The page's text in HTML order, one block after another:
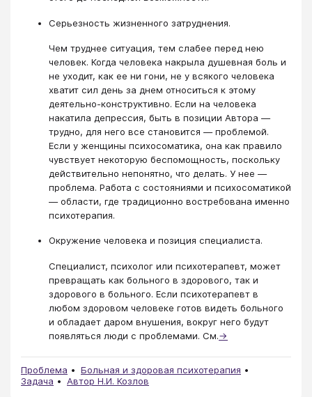
Серьезность жизненного затруднения.
Чем труднее ситуация, тем слабее перед нею
человек. Когда человека накрыла душевная боль и
не уходит, как ее ни гони, не у всякого человека
хватит сил день за днем относиться к этому
деятельно-конструктивно. Если на человека
накатила депрессия, быть в позиции Автора —
трудно, для него все становится — проблемой.
Если у женщины психосоматика, она как правило
чувствует некоторую беспомощность, поскольку
действительно непонятно, что делать. У нее —
проблема. Работа с состояниями и психосоматикой
— области, где традиционно востребована именно
психотерапия.
Окружение человека и позиция специалиста.
Специалист, психолог или психотерапевт, может
превращать как больного в здорового, так и
здорового в больного. Если психотерапевт в
любом здоровом человеке готов видеть больного
и обладает даром внушения, вокруг него будут
появляться люди с проблемами. См.→
Проблема
Больная и здоровая психотерапия
Задача
Автор Н.И. Козлов